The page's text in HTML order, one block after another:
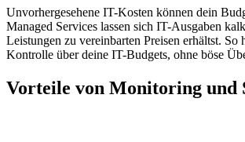
Unvorhergesehene IT-Kosten können dein
Managed Services lassen sich IT-Ausgaben
Leistungen zu vereinbarten Preisen erhältst. So
Kontrolle über deine IT-Budgets, ohne böse
Vorteile von Monitoring und